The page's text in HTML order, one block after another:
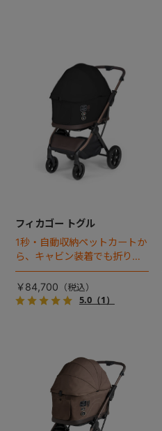
フィカゴー トグル
1秒・自動収納ペットカートか
ら、キャビン装着でも折りた
ためるモデルが登場！
￥84,700
5.0（1）